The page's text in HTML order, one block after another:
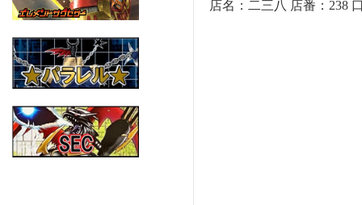
店名：二三八 店番：238